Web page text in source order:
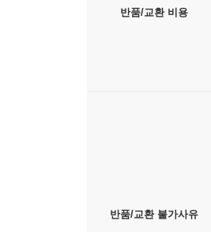
반품/교환 비용
반품/교환 불가사유